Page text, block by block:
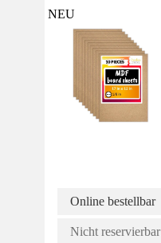
NEU
Online bestellbar
Nicht reservierbar